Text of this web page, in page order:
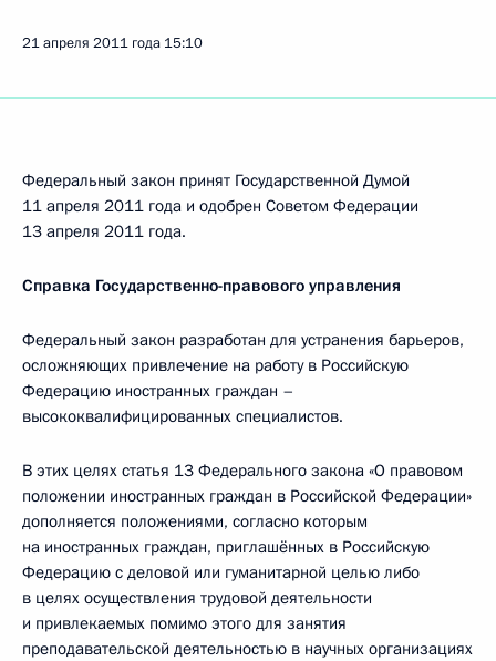
21 апреля 2011 года 15:10
Федеральный закон принят Государственной Думой
11 апреля 2011 года и одобрен Советом Федерации
13 апреля 2011 года.
Справка Государственно-правового управления
Федеральный закон разработан для устранения барьеров,
осложняющих привлечение на работу в Российскую
Федерацию иностранных граждан –
высококвалифицированных специалистов.
В этих целях статья 13 Федерального закона «О правовом
положении иностранных граждан в Российской Федерации»
дополняется положениями, согласно которым
на иностранных граждан, приглашённых в Российскую
Федерацию с деловой или гуманитарной целью либо
в целях осуществления трудовой деятельности
и привлекаемых помимо этого для занятия
преподавательской деятельностью в научных организациях